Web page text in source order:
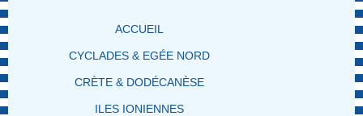
MENU PRINCIPAL
MASQUER LA NAVIGATION PRINCIPALE
MASQUER LA NAVIGATION SECONDAIRE
ACCUEIL
CYCLADES & EGÉE NORD
CRÈTE & DODÉCANÈSE
ILES IONIENNES